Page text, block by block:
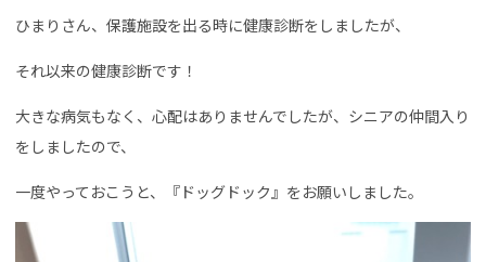
ひまりさん、保護施設を出る時に健康診断をしましたが、
それ以来の健康診断です！
大きな病気もなく、心配はありませんでしたが、シニアの仲間入り
をしましたので、
一度やっておこうと、『ドッグドック』をお願いしました。